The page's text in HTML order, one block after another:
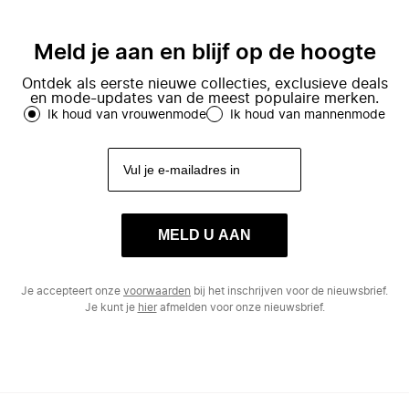
Meld je aan en blijf op de hoogte
Ontdek als eerste nieuwe collecties, exclusieve deals
en mode-updates van de meest populaire merken.
Ik houd van vrouwenmode Ik houd van mannenmode
MELD U AAN
Je accepteert onze voorwaarden bij het inschrijven voor de nieuwsbrief.
Je kunt je hierafmelden voor onze nieuwsbrief.